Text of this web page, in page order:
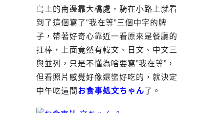
島上的南邊靠大橋處，騎在小路上就看
到了這個寫了”我在等”三個中字的牌
子，帶著好奇心靠近一看原來是餐廳的
扛棒，上面竟然有韓文、日文、中文三
與並列，只是不懂為啥要寫”我在等”，
但看照片感覺好像還蠻好吃的，就決定
中午吃這間 お食事処文ちゃん了。